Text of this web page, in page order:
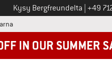
Kysy Bergfreundelta Soita
+49
Löydä maksutiedot täältä!